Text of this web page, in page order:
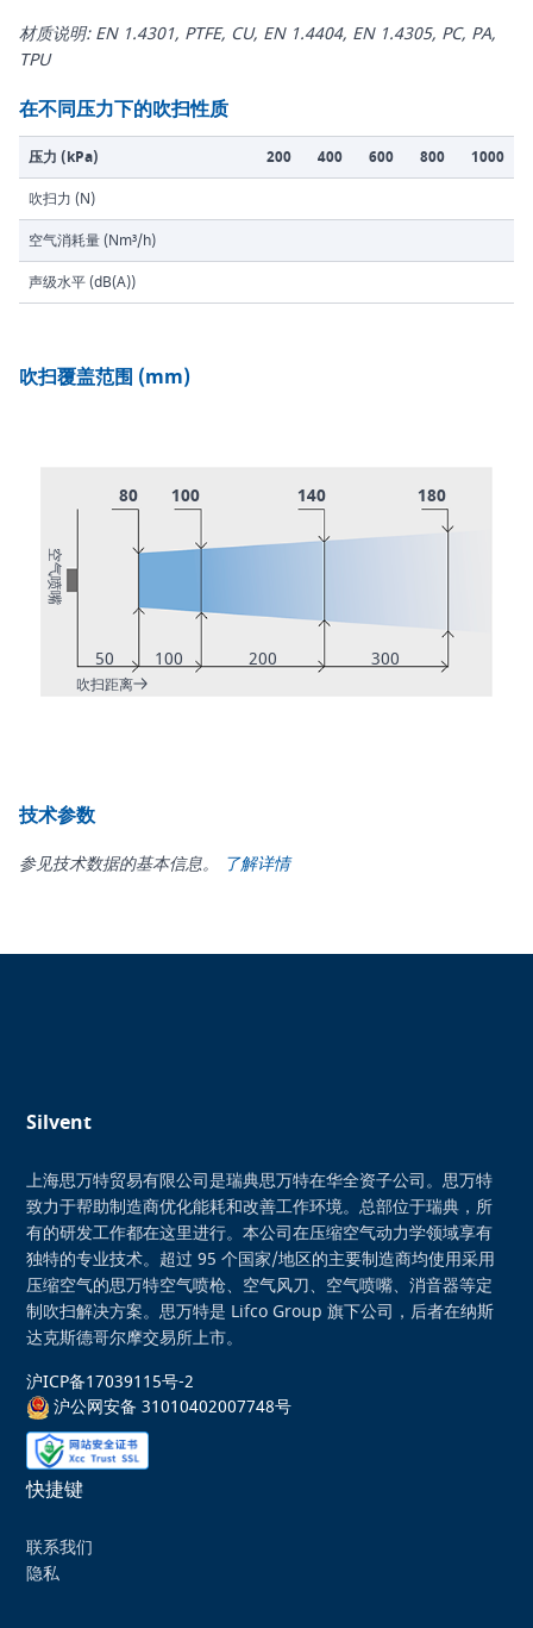
材质说明: EN 1.4301, PTFE, CU, EN 1.4404, EN 1.4305, PC, PA,
TPU
在不同压力下的吹扫性质
压力 (kPa) 200 400 600 800
1000
吹扫力 (N)
空气消耗量 (Nm³/h)
声级水平 (dB(A))
吹扫覆盖范围 (mm)
空气喷嘴
吹扫距离
80 100 140 180
50 100 200 300
技术参数
参见技术数据的基本信息。 了解详情
Silvent
上海思万特贸易有限公司是瑞典思万特在华全资子公司。思万特
致力于帮助制造商优化能耗和改善工作环境。总部位于瑞典，所
有的研发工作都在这里进行。本公司在压缩空气动力学领域享有
独特的专业技术。超过 95 个国家/地区的主要制造商均使用采用
压缩空气的思万特空气喷枪、空气风刀、空气喷嘴、消音器等定
制吹扫解决方案。思万特是 Lifco Group 旗下公司，后者在纳斯
达克斯德哥尔摩交易所上市。
沪ICP备17039115号-2
沪公网安备 31010402007748号
快捷键
联系我们
隐私